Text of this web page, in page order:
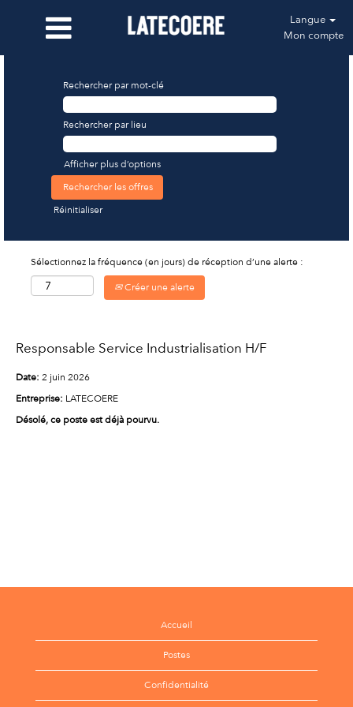
Langue
Mon compte
Rechercher par mot-clé
Rechercher par lieu
Afficher plus d’options
Réinitialiser
Sélectionnez la fréquence (en jours) de réception d’une alerte :
Créer une alerte
Responsable Service Industrialisation H/F
Date: 2 juin 2026
Entreprise: LATECOERE
Désolé, ce poste est déjà pourvu.
Accueil
Postes
Confidentialité